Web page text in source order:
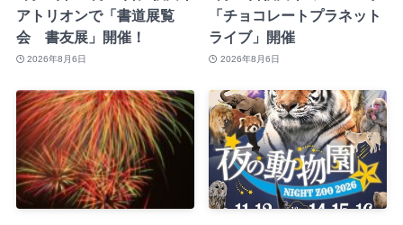
アトリオンで「書道展覧
会 書友展」開催！
2026年8月6日
「チョコレートプラネット
ライブ」開催
2026年8月6日